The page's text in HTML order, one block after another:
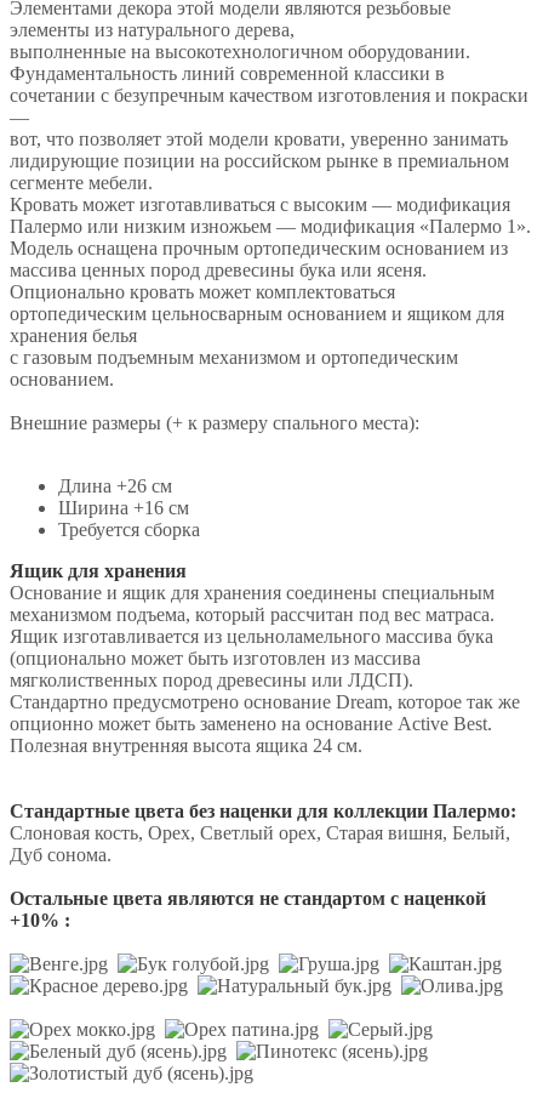
Элементами декора этой модели являются резьбовые
элементы из натурального дерева,
выполненные на высокотехнологичном оборудовании.
Фундаментальность линий современной классики в
сочетании с безупречным качеством изготовления и покраски
—
вот, что позволяет этой модели кровати, уверенно занимать
лидирующие позиции на российском рынке в премиальном
сегменте мебели.
Кровать может изготавливаться с высоким — модификация
Палермо или низким изножьем — модификация «Палермо 1».
Модель оснащена прочным ортопедическим основанием из
массива ценных пород древесины бука или ясеня.
Опционально кровать может комплектоваться
ортопедическим цельносварным основанием и ящиком для
хранения белья
с газовым подъемным механизмом и ортопедическим
основанием.
Внешние размеры (+ к размеру спального места):
Длина +26 см
Ширина +16 см
Требуется сборка
Ящик для хранения
Основание и ящик для хранения соединены специальным
механизмом подъема, который рассчитан под вес матраса.
Ящик изготавливается из цельноламельного массива бука
(опционально может быть изготовлен из массива
мягколиственных пород древесины или ЛДСП).
Стандартно предусмотрено основание Dream, которое так же
опционно может быть заменено на основание Active Best.
Полезная внутренняя высота ящика 24 см.
Стандартные цвета без наценки для коллекции Палермо:
Слоновая кость, Орех, Светлый орех, Старая вишня, Белый,
Дуб сонома.
Остальные цвета являются не стандартом с наценкой
+10% :